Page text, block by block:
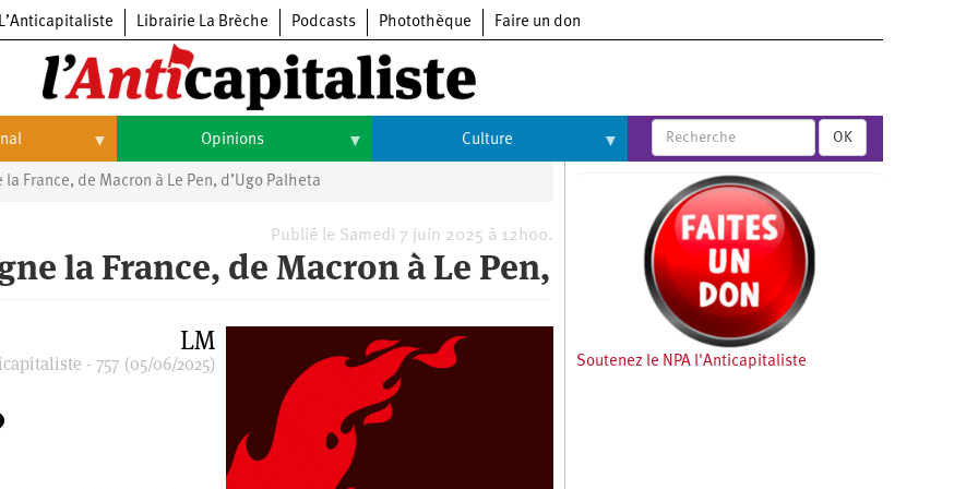
L’Anticapitaliste Librairie La Brèche Podcasts Photothèque Faire un don
Opinions
Opinions
Culture
Arts
Cinéma
Expositions
Livres
OK
France, de Macron à Le Pen, d’Ugo Palheta
Publié le Samedi 7 juin 2025 à 12h00.
la France, de Macron à Le Pen,
LM
- 757 (05/06/2025) Soutenez le NPA l'Anticapitaliste